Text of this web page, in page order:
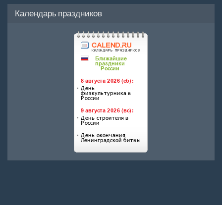
Календарь праздников